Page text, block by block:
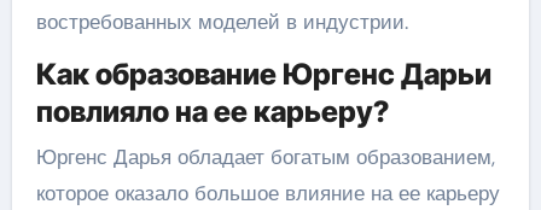
востребованных моделей в индустрии.
Как образование Юргенс Дарьи
повлияло на ее карьеру?
Юргенс Дарья обладает богатым образованием,
которое оказало большое влияние на ее карьеру